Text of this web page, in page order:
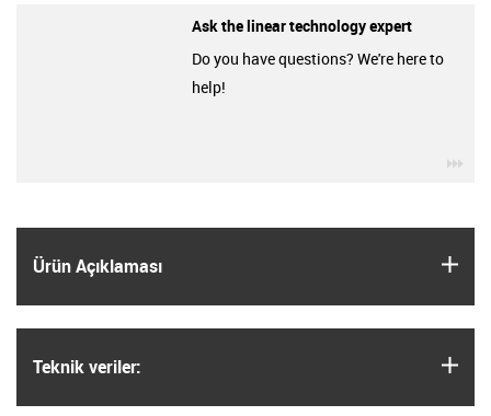
Ürün Açıklaması
Teknik veriler:
Ask the linear technology expert
Do you have questions? We're here to
help!